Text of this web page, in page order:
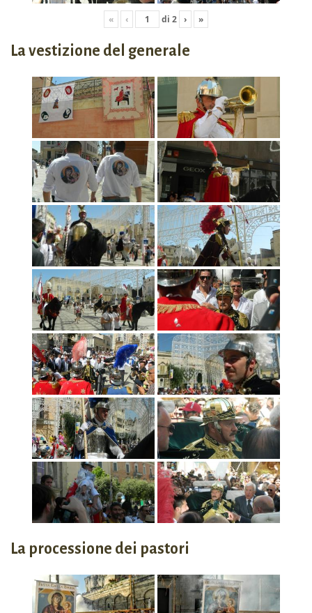
« ‹ di 2 › »
La vestizione del generale
La processione dei pastori